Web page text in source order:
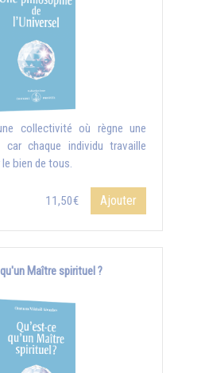
collectivité où règne une
car chaque individu travaille
bien de tous.
11,50€ Ajouter
Maître spirituel ?